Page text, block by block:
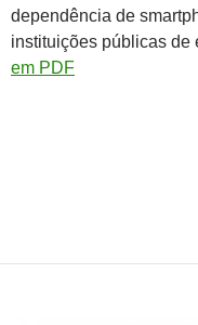
dependência de
instituições públicas de
em PDF